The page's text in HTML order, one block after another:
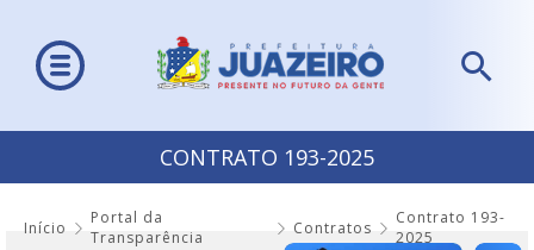
CONTRATO 193-2025
Início
Portal da
Transparência
Contratos
Contrato 193-
2025